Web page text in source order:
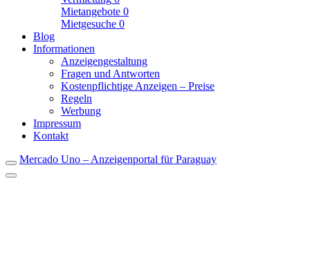
Mietangebote 0
Mietgesuche 0
Blog
Informationen
Anzeigengestaltung
Fragen und Antworten
Kostenpflichtige Anzeigen – Preise
Regeln
Werbung
Impressum
Kontakt
Mercado Uno – Anzeigenportal für Paraguay